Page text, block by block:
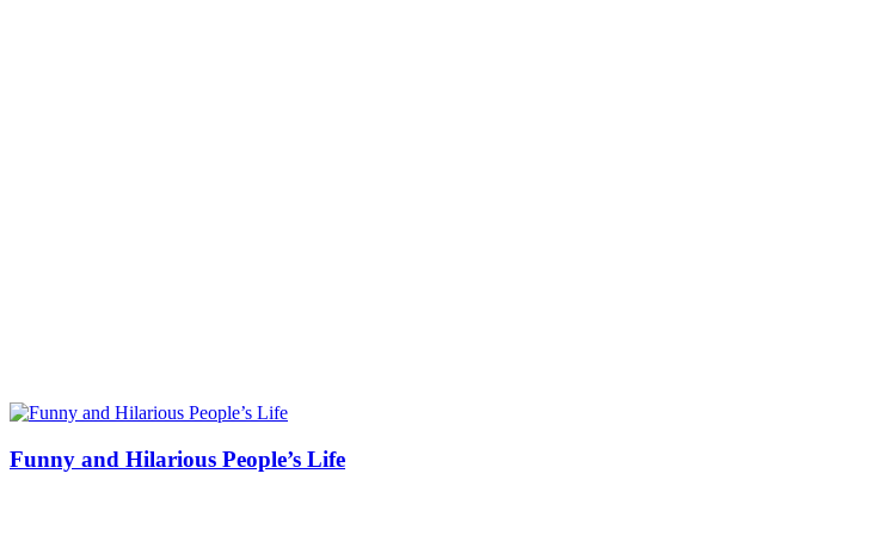
Funny and Hilarious People’s Life